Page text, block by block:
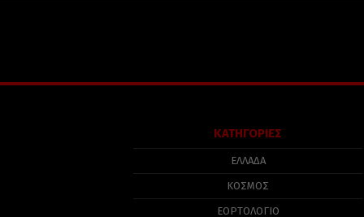
ΚΑΤΗΓΟΡΙΕΣ
ΕΛΛΑΔΑ
ΚΟΣΜΟΣ
ΕΟΡΤΟΛΟΓΙΟ